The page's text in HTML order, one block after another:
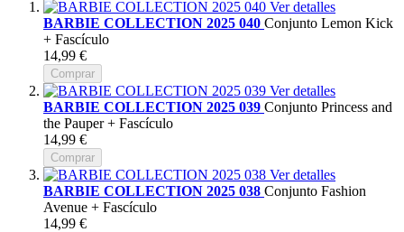
Ver detalles
BARBIE COLLECTION 2025 040 Conjunto Lemon Kick
+ Fascículo
14,99 €
Comprar
Ver detalles
BARBIE COLLECTION 2025 039 Conjunto Princess and
the Pauper + Fascículo
14,99 €
Comprar
Ver detalles
BARBIE COLLECTION 2025 038 Conjunto Fashion
Avenue + Fascículo
14,99 €